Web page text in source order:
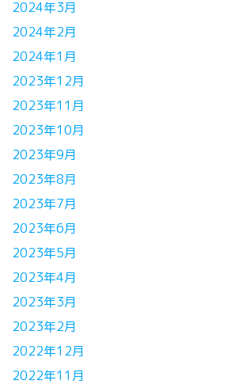
2024年3月
2024年2月
2024年1月
2023年12月
2023年11月
2023年10月
2023年9月
2023年8月
2023年7月
2023年6月
2023年5月
2023年4月
2023年3月
2023年2月
2022年12月
2022年11月